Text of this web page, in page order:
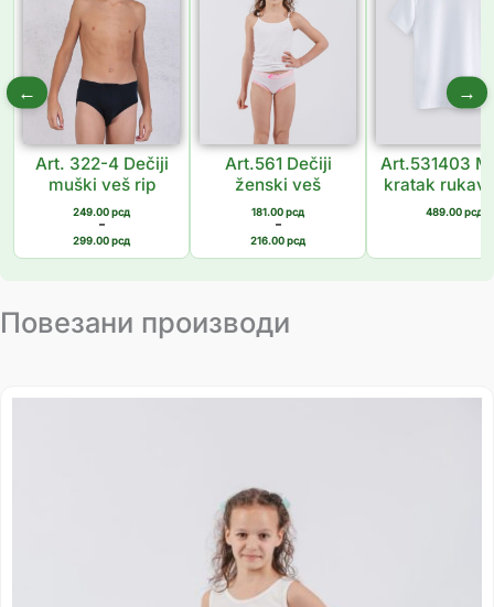
←
Art. 322-4 Dečiji
muški veš rip
249.00рсд
–
299.00рсд
Art.561 Dečiji
ženski veš
181.00рсд
–
216.00рсд
Art.531403
kratak rukav
489.00рсд
→
Повезани производи
Распон
до
1,049.00 рсд